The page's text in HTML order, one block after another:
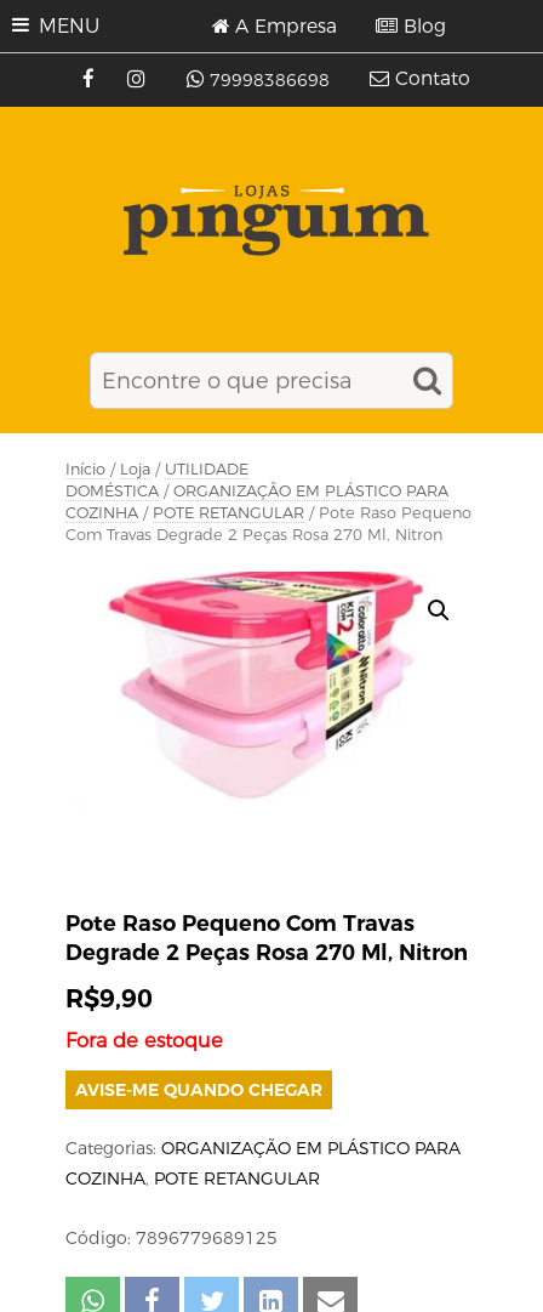
MENU
79998386698
A Empresa Blog
Contato
Início / Loja / UTILIDADE
DOMÉSTICA / ORGANIZAÇÃO EM PLÁSTICO PARA
COZINHA / POTE RETANGULAR / Pote Raso Pequeno
Com Travas Degrade 2 Peças Rosa 270 Ml, Nitron
Pote Raso Pequeno Com Travas
Degrade 2 Peças Rosa 270 Ml, Nitron
R$9,90
Fora de estoque
AVISE-ME QUANDO CHEGAR
Categorias: ORGANIZAÇÃO EM PLÁSTICO PARA
COZINHA, POTE RETANGULAR
Código: 7896779689125